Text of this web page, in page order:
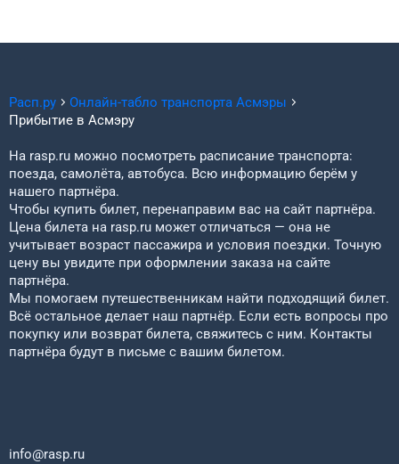
Расп.ру Онлайн-табло транспорта Асмэры
Прибытие в Асмэру
На rasp.ru можно посмотреть расписание транспорта:
поезда, самолёта, автобуса. Всю информацию берём у
нашего партнёра.
Чтобы купить билет, перенаправим вас на сайт партнёра.
Цена билета на rasp.ru может отличаться — она не
учитывает возраст пассажира и условия поездки. Точную
цену вы увидите при оформлении заказа на сайте
партнёра.
Мы помогаем путешественникам найти подходящий билет.
Всё остальное делает наш партнёр. Если есть вопросы про
покупку или возврат билета, свяжитесь с ним. Контакты
партнёра будут в письме с вашим билетом.
info@rasp.ru